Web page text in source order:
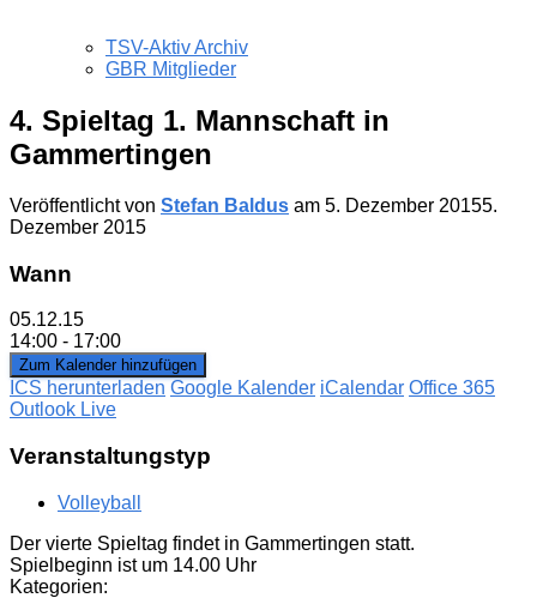
TSV-Aktiv Archiv
GBR Mitglieder
4. Spieltag 1. Mannschaft in
Gammertingen
Veröffentlicht von Stefan Baldus am 5. Dezember 20155.
Dezember 2015
Wann
05.12.15
14:00 - 17:00
Zum Kalender hinzufügen
ICS herunterladen Google Kalender iCalendar Office 365
Outlook Live
Veranstaltungstyp
Volleyball
Der vierte Spieltag findet in Gammertingen statt.
Spielbeginn ist um 14.00 Uhr
Kategorien: